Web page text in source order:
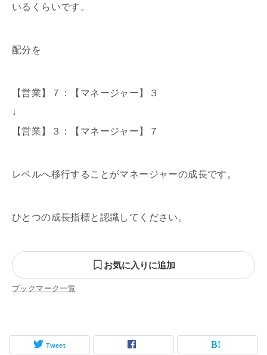
いるくらいです。
配分を
【営業】７：【マネージャー】３
↓
【営業】３：【マネージャー】７
レベルへ移行することがマネージャーの成長です。
ひとつの成長指標と認識してください。
お気に入りに追加
ブックマーク一覧
Tweet